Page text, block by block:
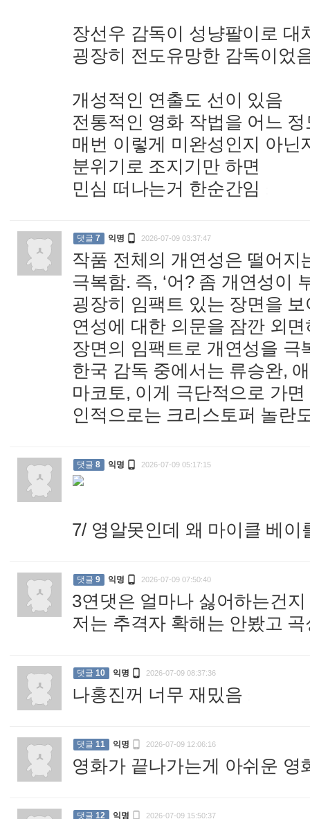
장선우 감독이 성냥팔이로 대
굉장히 전도유망한 감독이었
개성적인 연출도 선이 있음
전통적인 영화 작법을 어느
매번 이렇게 미완성인지 아닌
분위기로 조지기만 하면
민심 떠나는거 한순간임
댓글 7 익명  2026-07-09 03:37:47
작품 전체의 개연성은 떨어
극복함. 즉, ‘어? 좀 개연성이
굉장히 임팩트 있는 장면을
연성에 대한 의문을 잠깐 외
장면의 임팩트로 개연성을
한국 감독 중에서는 류승완,
마코토, 이게 극단적으로 가
인적으로는 크리스토퍼 놀
댓글 8 익명  2026-07-09 05:17:15
7/ 영알못인데 왜 마이클 베
댓글 9 익명  2026-07-09 07:50:40
3연댓은 얼마나 싫어하는건
저는 추격자 확해는 안봤고
댓글 10 익명  2026-07-09 08:37:36
나홍진꺼 너무 재밌음
댓글 11 익명  2026-07-09 12:06:16
영화가 끝나가는게 아쉬운 영
댓글 12 익명  2026-07-09 15:50:37